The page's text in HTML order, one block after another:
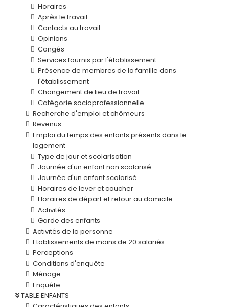
Horaires
Après le travail
Contacts au travail
Opinions
Congés
Services fournis par l'établissement
Présence de membres de la famille dans
l'établissement
Changement de lieu de travail
Catégorie socioprofessionnelle
Recherche d'emploi et chômeurs
Revenus
Emploi du temps des enfants présents dans le
logement
Type de jour et scolarisation
Journée d'un enfant non scolarisé
Journée d'un enfant scolarisé
Horaires de lever et coucher
Horaires de départ et retour au domicile
Activités
Garde des enfants
Activités de la personne
Etablissements de moins de 20 salariés
Perceptions
Conditions d'enquête
Ménage
Enquête
TABLE ENFANTS